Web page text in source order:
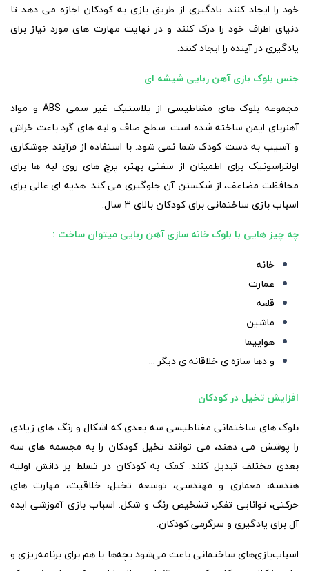
خود را ایجاد کنند. یادگیری از طریق بازی به کودکان اجازه می دهد تا
دنیای اطراف خود را درک کنند و در نهایت مهارت های مورد نیاز برای
یادگیری در آینده را ایجاد کنند.
جنس بلوک بازی آهن ربایی شیشه ای
مجموعه بلوک های مغناطیسی از پلاستیک غیر سمی ABS و مواد
آهنربای ایمن ساخته شده است. سطح صاف و لبه های گرد باعث خراش
و آسیب به دست کودک شما نمی شود. با استفاده از فرآیند جوشکاری
اولتراسونیک برای اطمینان از سفتی بهتر، پرچ های روی لبه ها برای
محافظت مضاعف، از شکستن آن جلوگیری می کند. هدیه ای عالی برای
اسباب بازی ساختمانی برای کودکان بالای 3 سال.
چه چیز هایی با بلوک خانه سازی آهن ربایی میتوان ساخت :
خانه
عمارت
قلعه
ماشین
هواپیما
و دها سازه ی خلاقانه ی دیگر ...
افزایش تخیل در کودکان
بلوک های ساختمانی مغناطیسی سه بعدی که اشکال و رنگ های زیادی
را پوشش می دهند، می توانند تخیل کودکان را به مجسمه های سه
بعدی مختلف تبدیل کنند. کمک به کودکان در تسلط بر دانش اولیه
هندسه، معماری و مهندسی، توسعه تخیل، خلاقیت، مهارت های
حرکتی، توانایی تفکر، تشخیص رنگ و شکل. اسباب بازی آموزشی ایده
آل برای یادگیری و سرگرمی کودکان.
اسباب‌بازی‌های ساختمانی باعث می‌شود بچه‌ها با هم برای برنامه‌ریزی و